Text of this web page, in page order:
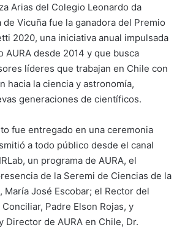
Arias del Colegio Leonardo da
Vicuña fue la ganadora del Premio
2020, una iniciativa anual impulsada
AURA desde 2014 y que busca
líderes que trabajan en Chile con
hacia la ciencia y astronomía,
generaciones de científicos.
fue entregado en una ceremonia
a todo público desde el canal
un programa de AURA, el
de la Seremi de Ciencias de la
María José Escobar; el Rector del
Padre Elson Rojas, y
Director de AURA en Chile, Dr.